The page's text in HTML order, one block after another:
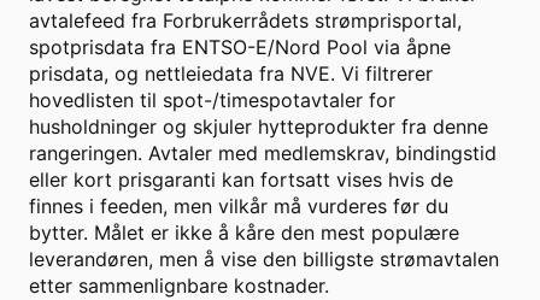
avtalefeed fra Forbrukerrådets strømprisportal,
spotprisdata fra ENTSO-E/Nord Pool via åpne
prisdata, og nettleiedata fra NVE. Vi filtrerer
hovedlisten til spot-/timespotavtaler for
husholdninger og skjuler hytteprodukter fra denne
rangeringen. Avtaler med medlemskrav, bindingstid
eller kort prisgaranti kan fortsatt vises hvis de
finnes i feeden, men vilkår må vurderes før du
bytter. Målet er ikke å kåre den mest populære
leverandøren, men å vise den billigste strømavtalen
etter sammenlignbare kostnader.